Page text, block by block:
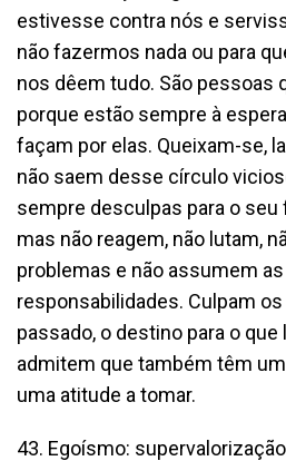
estivesse contra nós e
não fazermos nada ou para
nos dêem tudo. São pessoas
porque estão sempre à
façam por elas. Queixam-se,
não saem desse círculo
sempre desculpas para o
mas não reagem, não lutam,
problemas e não assumem
responsabilidades. Culpam
passado, o destino para o
admitem que também têm
uma atitude a tomar.
43. Egoísmo: